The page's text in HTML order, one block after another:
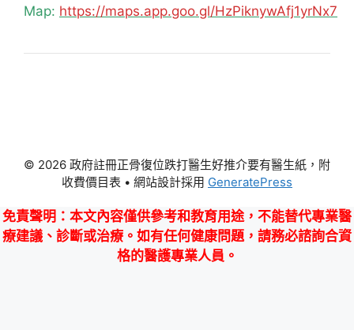
Map: https://maps.app.goo.gl/HzPiknywAfj1yrNx7
© 2026 政府註冊正骨復位跌打醫生好推介要有醫生紙，附
收費價目表 • 網站設計採用 GeneratePress
免責聲明 ：本文內容僅供參考和教育用途，不能替代專業醫
療建議、診斷或治療。如有任何健康問題，請務必諮詢合資
格的醫護專業人員。